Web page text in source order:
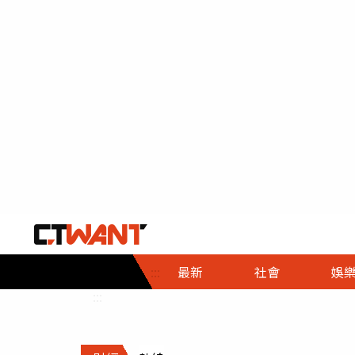
::: 最新 社會
社會首頁
時事
調查
娛樂
娛樂首頁
即時
財經首頁
熱線
政